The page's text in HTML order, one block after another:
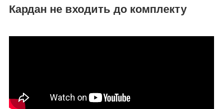
Кардан не входить до комплекту